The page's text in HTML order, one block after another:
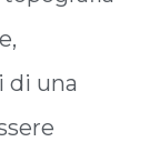
di una